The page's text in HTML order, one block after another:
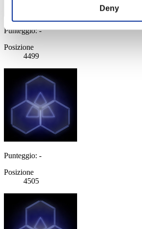
Deny
Punteggio: -
Posizione
4499
Punteggio: -
Posizione
4505